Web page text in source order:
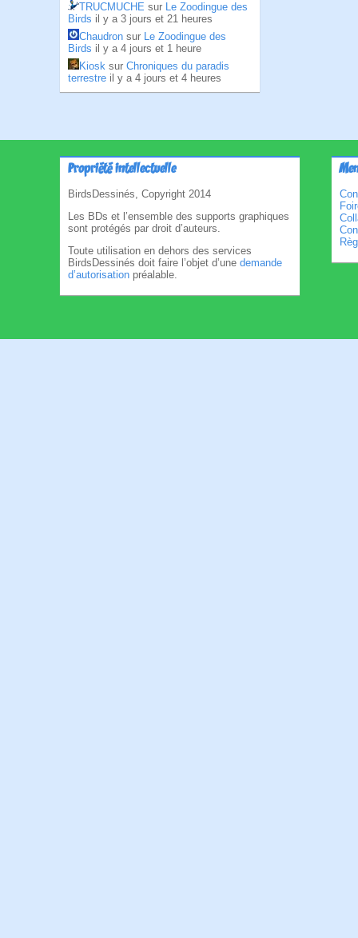
TRUCMUCHE sur Le Zoodingue des
Birds il y a 3 jours et 21 heures
Chaudron sur Le Zoodingue des
Birds il y a 4 jours et 1 heure
Kiosk sur Chroniques du paradis
terrestre il y a 4 jours et 4 heures
Propriété intellectuelle
BirdsDessinés, Copyright 2014
Les BDs et l’ensemble des supports graphiques
sont protégés par droit d’auteurs.
Toute utilisation en dehors des services
BirdsDessinés doit faire l’objet d’une demande
d’autorisation préalable.